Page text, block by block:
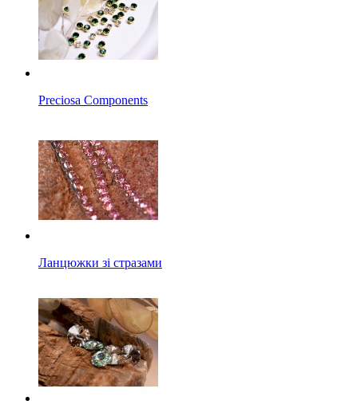
Preciosa Components
Ланцюжки зі стразами